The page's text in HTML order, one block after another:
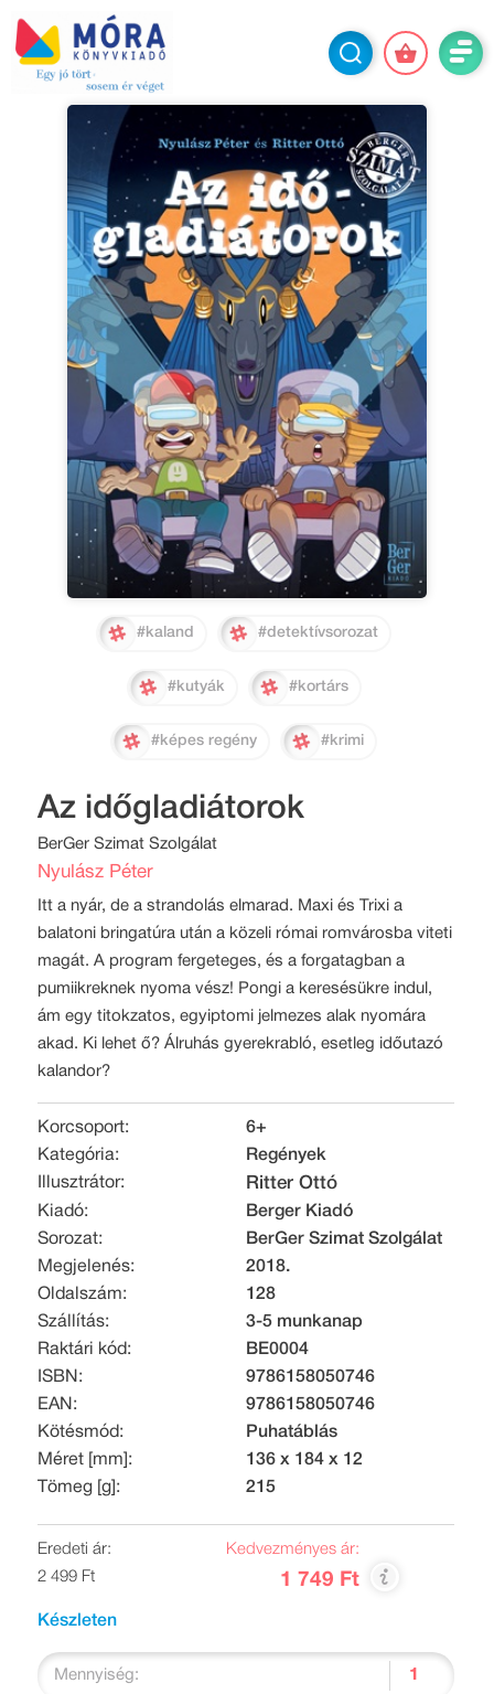
#kaland #detektívsorozat
#kutyák #kortárs
#képes regény #krimi
Az időgladiátorok
BerGer Szimat Szolgálat
Nyulász Péter
Itt a nyár, de a strandolás elmarad. Maxi és Trixi a
balatoni bringatúra után a közeli római romvárosba viteti
magát. A program fergeteges, és a forgatagban a
pumiikreknek nyoma vész! Pongi a keresésükre indul,
ám egy titokzatos, egyiptomi jelmezes alak nyomára
akad. Ki lehet ő? Álruhás gyerekrabló, esetleg időutazó
kalandor?
Korcsoport:
6+
Kategória:
Regények
Illusztrátor:
Ritter Ottó
Kiadó:
Berger Kiadó
Sorozat:
BerGer Szimat Szolgálat
Megjelenés:
2018.
Oldalszám:
128
Szállítás:
3-5 munkanap
Raktári kód:
BE0004
ISBN:
9786158050746
EAN:
9786158050746
Kötésmód:
Puhatáblás
Méret [mm]:
136 x 184 x 12
Tömeg [g]:
215
Eredeti ár:
2 499 Ft
Kedvezményes ár:
1 749 Ft
Készleten
Mennyiség: